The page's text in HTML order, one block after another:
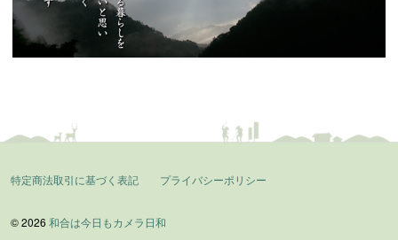
特定商法取引に基づく表記 プライバシーポリシー
© 2026 和合は今日もカメラ日和